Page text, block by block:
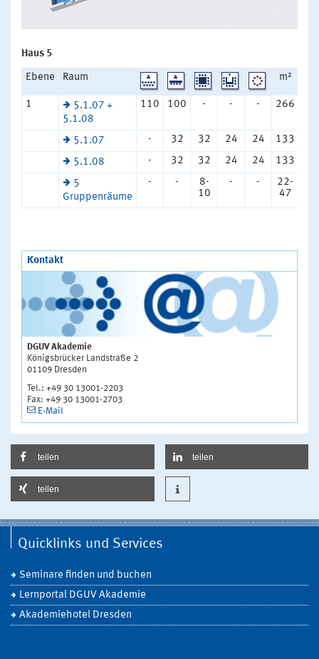
Haus 5
Ebene Raum m²
1
5.1.07 +
5.1.08
110 100 - - - 266
5.1.07 - 32 32 24 24 133
5.1.08 - 32 32 24 24 133
5
Gruppenräume
- -
8-
10
- -
22-
47
Kontakt
DGUV Akademie
Königsbrücker Landstraße 2
01109 Dresden
Tel.: +49 30 13001-2203
Fax: +49 30 13001-2703
E-Mail
teilen teilen
teilen
Quicklinks und Services
Seminare finden und buchen
Lernportal DGUV Akademie
Akademiehotel Dresden